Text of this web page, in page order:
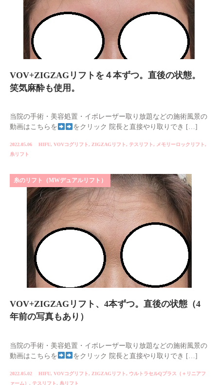
VOV+ZIGZAGリフトを４本ずつ。直後の状態。
笑気麻酔も使用。
当院の手術・美容処置・イボレーザー取り放題などの施術風景の
動画はこちらを
をクリック 院長と直接やり取りでき […]
2022.05.06 HIFU, VOVコグリフト, ZIGZAGリフト, テスリフト, メモリーロックリフト,
糸リフト
糸のリフト（MWデュアルリフト）
VOV+ZIGZAGリフト、4本ずつ。直後の状態（4
年前の写真もあり）
当院の手術・美容処置・イボレーザー取り放題などの施術風景の
動画はこちらを
をクリック 院長と直接やり取りでき […]
2022.05.02 HIFU, VOVコグリフト, ZIGZAGリフト, ウルトラセルQプラス（＋リニアフ
ァーム） , テスリフト, 糸リフト